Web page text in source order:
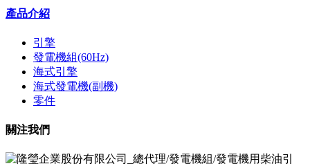
產品介紹
引擎
發電機組(60Hz)
海式引擎
海式發電機(副機)
零件
關注我們